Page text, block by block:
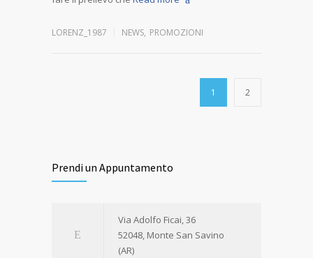
LORENZ_1987 NEWS, PROMOZIONI
1 2
Prendi un Appuntamento
Via Adolfo Ficai, 36
52048, Monte San Savino
(AR)